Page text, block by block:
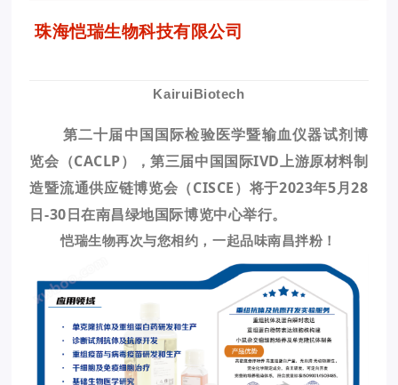
珠海恺瑞生物科技有限公司
KairuiBiotech
第二十届中国国际检验医学暨输血仪器试剂博
览会（CACLP），第三届中国国际IVD上游原材料制
造暨流通供应链博览会（CISCE）将于2023年5月28
日-30日在南昌绿地国际博览中心举行。
恺瑞生物再次与您相约，一起品味南昌拌粉！